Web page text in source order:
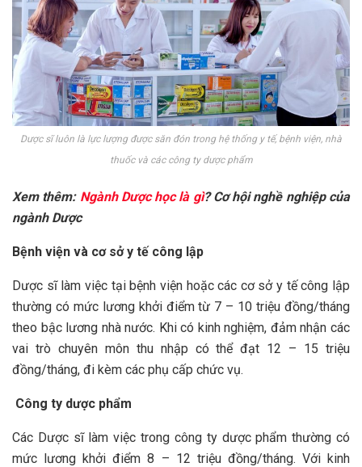
Dược sĩ luôn là lực lượng được săn đón trong hệ thống y tế, bệnh viện, nhà
thuốc và các công ty dược phẩm
Xem thêm: Ngành Dược học là gì? Cơ hội nghề nghiệp của
ngành Dược
Bệnh viện và cơ sở y tế công lập
Dược sĩ làm việc tại bệnh viện hoặc các cơ sở y tế công lập
thường có mức lương khởi điểm từ 7 – 10 triệu đồng/tháng
theo bậc lương nhà nước. Khi có kinh nghiệm, đảm nhận các
vai trò chuyên môn thu nhập có thể đạt 12 – 15 triệu
đồng/tháng, đi kèm các phụ cấp chức vụ.
Công ty dược phẩm
Các Dược sĩ làm việc trong công ty dược phẩm thường có
mức lương khởi điểm 8 – 12 triệu đồng/tháng. Với kinh